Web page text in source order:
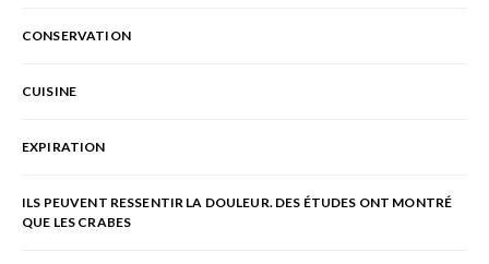
CONSERVATION
CUISINE
EXPIRATION
ILS PEUVENT RESSENTIR LA DOULEUR. DES ÉTUDES ONT MONTRÉ
QUE LES CRABES